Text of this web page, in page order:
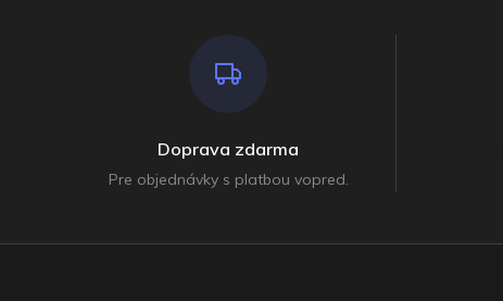
Doprava zdarma
Pre objednávky s platbou vopred.